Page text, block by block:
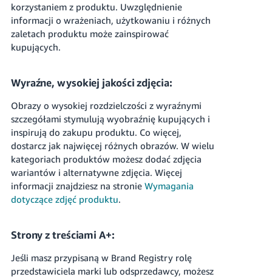
korzystaniem z produktu. Uwzględnienie
informacji o wrażeniach, użytkowaniu i różnych
zaletach produktu może zainspirować
kupujących.
Wyraźne, wysokiej jakości zdjęcia:
Obrazy o wysokiej rozdzielczości z wyraźnymi
szczegółami stymulują wyobraźnię kupujących i
inspirują do zakupu produktu. Co więcej,
dostarcz jak najwięcej różnych obrazów. W wielu
kategoriach produktów możesz dodać zdjęcia
wariantów i alternatywne zdjęcia. Więcej
informacji znajdziesz na stronie Wymagania
dotyczące zdjęć produktu.
Strony z treściami A+:
Jeśli masz przypisaną w Brand Registry rolę
przedstawiciela marki lub odsprzedawcy, możesz